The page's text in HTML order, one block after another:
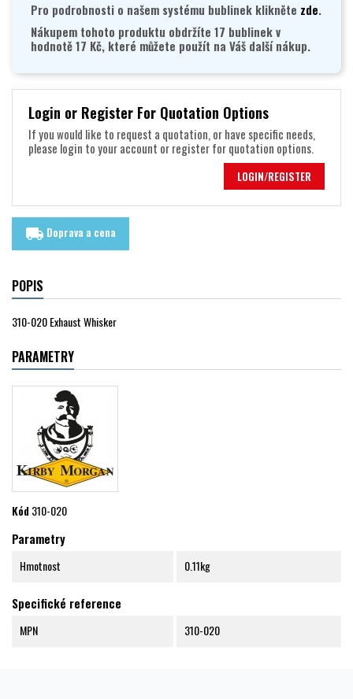
Pro podrobnosti o našem systému bublinek klikněte zde.
Nákupem tohoto produktu obdržíte 17 bublinek v
hodnotě 17 Kč, které můžete použít na Váš další nákup.
Login or Register For Quotation Options
If you would like to request a quotation, or have specific needs,
please login to your account or register for quotation options.
LOGIN/REGISTER
local_shipping Doprava a cena
POPIS
310-020 Exhaust Whisker
PARAMETRY
Kód310-020
Parametry
Hmotnost 0.11kg
Specifické reference
MPN 310-020